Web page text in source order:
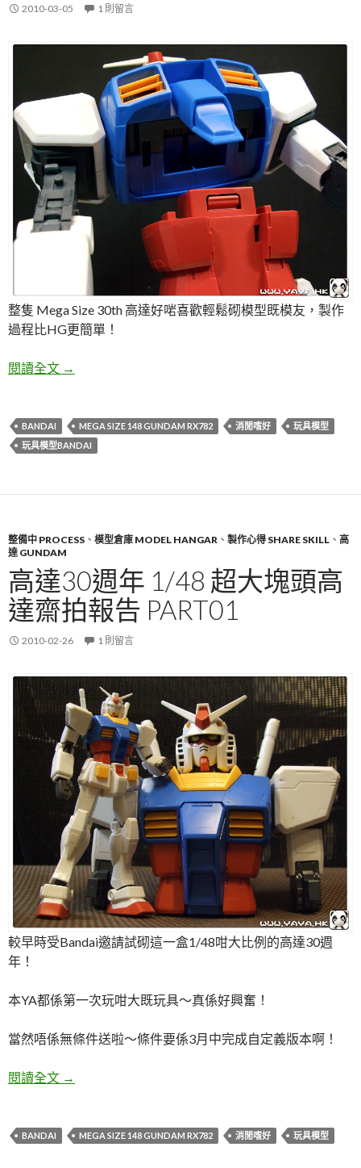
2010-03-05 1 則留言
整隻 Mega Size 30th 高達好啱喜歡輕鬆砌模型既模友，製作
過程比HG更簡單！
閱讀全文 高達30週年 1/48 超大塊頭高達基本製作心得 Part02
→
BANDAI MEGA SIZE 148 GUNDAM RX782 消閒嗜好
玩具模型
玩具模型BANDAI
整備中 PROCESS 、 模型倉庫 MODEL HANGAR 、 製作心得 SHARE SKILL 、 高
達 GUNDAM
高達30週年 1/48 超大塊頭高
達齋拍報告 PART01
2010-02-26 1 則留言
較早時受Bandai邀請試砌這一盒1/48咁大比例的高達30週
年！
本YA都係第一次玩咁大既玩具～真係好興奮！
當然唔係無條件送啦～條件要係3月中完成自定義版本啊！
閱讀全文 高達30週年 1/48 超大塊頭高達齋拍報告 Part01
→
BANDAI MEGA SIZE 148 GUNDAM RX782 消閒嗜好 玩具模型